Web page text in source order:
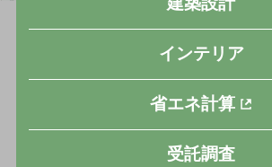
インテリア
省エネ計算
受託調査